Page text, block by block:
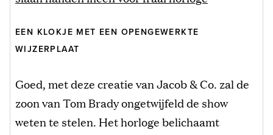
EEN KLOKJE MET EEN OPENGEWERKTE
WIJZERPLAAT
Goed, met deze creatie van Jacob & Co. zal de
zoon van Tom Brady ongetwijfeld de show
weten te stelen. Het horloge belichaamt